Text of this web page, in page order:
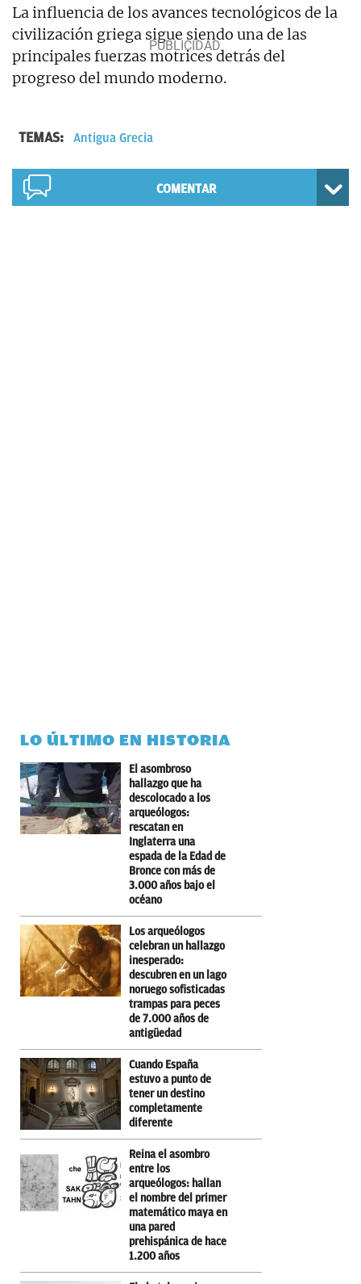
La influencia de los avances tecnológicos de la
civilización griega sigue siendo una de las
principales fuerzas motrices detrás del
progreso del mundo moderno.
TEMAS: Antigua Grecia
COMENTAR
LO ÚLTIMO EN HISTORIA
El asombroso
hallazgo que ha
descolocado a los
arqueólogos:
rescatan en
Inglaterra una
espada de la Edad de
Bronce con más de
3.000 años bajo el
océano
Los arqueólogos
celebran un hallazgo
inesperado:
descubren en un lago
noruego sofisticadas
trampas para peces
de 7.000 años de
antigüedad
Cuando España
estuvo a punto de
tener un destino
completamente
diferente
Reina el asombro
entre los
arqueólogos: hallan
el nombre del primer
matemático maya en
una pared
prehispánica de hace
1.200 años